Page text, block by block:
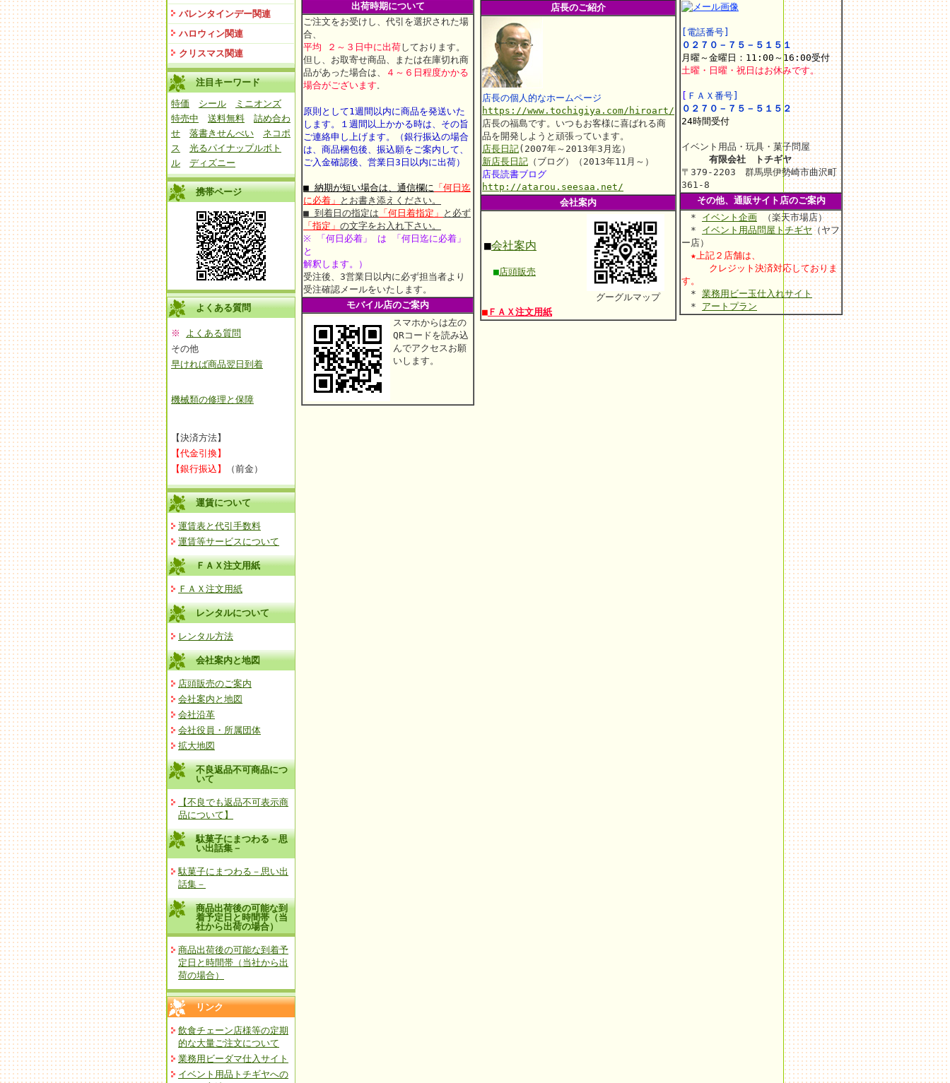
バレンタインデー関連
ハロウィン関連
クリスマス関連
注目キーワード
特価
シール
ミニオンズ
特売中
送料無料
詰め合わ
せ
落書きせんべい
ネコポ
ス
光るパイナップルボト
ル
ディズニー
携帯ページ
よくある質問
※
よくある質問
その他
早ければ商品翌日到着
機械類の修理と保障
【決済方法】
【代金引換】
【銀行振込】
（前金）
運賃について
運賃表と代引手数料
運賃等サービスについて
ＦＡＸ注文用紙
ＦＡＸ注文用紙
レンタルについて
レンタル方法
会社案内と地図
店頭販売のご案内
会社案内と地図
会社沿革
会社役員・所属団体
拡大地図
不良返品不可商品につ
いて
【不良でも返品不可表示商
品について】
駄菓子にまつわる－思
い出話集－
駄菓子にまつわる－思い出
話集－
商品出荷後の可能な到
着予定日と時間帯（当
社から出荷の場合）
商品出荷後の可能な到着予
定日と時間帯（当社から出
荷の場合）
リンク
飲食チェーン店様等の定期
的な大量ご注文について
業務用ビーダマ仕入サイト
イベント用品トチギヤへの
出荷時期について
ご注文をお受けし、代引を選択された場
合、
平均 ２～３日中に出荷しております。
但し、お取寄せ商品、または在庫切れ商
品があった場合は、
４～６日程度かかる
場合がございます
原則として1週間以内に商品を発送いた
します。
１週間以上かかる時は、その旨
ご連絡申し上げます。
（銀行振込の場合
は、商品梱包後、振込願をご案内して、
ご入金確認後、営業日3日以内に出荷）
■ 納期が短い場合は、通信欄に 「何日迄
に必着」 とお書き添えください。
■ 到着日の指定は 「何日着指定」 と必ず
「指定」 の文字をお入れ下さい。
※ 「何日必着」 は 「何日迄に必着」
と
解釈します。）
受注後、3営業日以内に必ず担当者より
受注確認メールをいたします。
モバイル店のご案内
スマホからは左の
QRコードを読み込
んでアクセスお願
いします。
店長のご紹介
店長の個人的なホームページ
https://www.tochigiya.com/hiroart/
店長の福島です。いつもお客様に喜ばれる商
品を開発しようと頑張っています。
店長日記(2007年～2013年3月迄）
新店長日記 （ブログ）（2013年11月～）
店長読書ブログ
http://atarou.seesaa.net/
会社案内
■会社案内
■店頭販売
グーグルマップ
■ ＦＡＸ注文用紙
[電話番号]
０２７０－７５－５１５１
月曜～金曜日：11:00～16:00受付
土曜・日曜・祝日はお休みです。
ＦＡＸ番号]
０２７０－７５－５１５２
24時間受付
イベント用品・玩具・菓子問屋
有限会社 トチギヤ
〒379-2203 群馬県伊勢崎市曲沢町
361-8
その他、通販サイト店のご案内
* イベント企画 （楽天市場店）
* イベント用品問屋トチギヤ （ヤフ
ー店）
★上記２店舗は、
クレジット決済対応しておりま
す。
* 業務用ビー玉仕入れサイト
* アートプラン